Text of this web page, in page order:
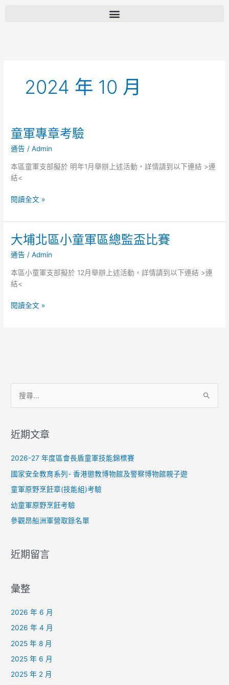
2024 年 10 月
童軍專章考驗
通告 /Admin
本區童軍支部擬於 明年1月舉辦上述活動，詳情請到以下連結 >連
結<
童
專
章
考
閱讀全文 »
大埔北區小童軍區總監盃比賽
通告 /Admin
本區小童軍支部擬於 12月舉辦上述活動，詳情請到以下連結 >連
結<
大
北
區
小
軍
閱讀全文 »
鍵
近期文章
2026-27 年度區會長盾童軍技能錦標賽
國家安全教育系列- 香港懲教博物館及警察博物館親子遊
童軍原野烹飪章(技能組)考驗
幼童軍原野烹飪考驗
參觀昂船洲軍營取錄名單
近期留言
彙整
2026 年 6 月
2026 年 4 月
2025 年 8 月
2025 年 6 月
2025 年 2 月